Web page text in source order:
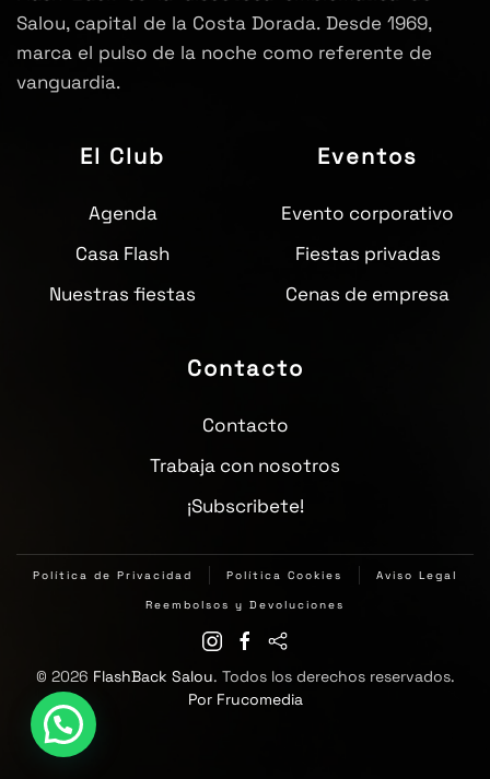
Salou, capital de la Costa Dorada. Desde 1969,
marca el pulso de la noche como referente de
vanguardia.
El Club
Agenda
Casa Flash
Nuestras fiestas
Eventos
Evento corporativo
Fiestas privadas
Cenas de empresa
Contacto
Contacto
Trabaja con nosotros
¡Subscribete!
Política de Privacidad Política Cookies Aviso Legal
Reembolsos y Devoluciones
© 2026 FlashBack Salou. Todos los derechos reservados.
Por Frucomedia